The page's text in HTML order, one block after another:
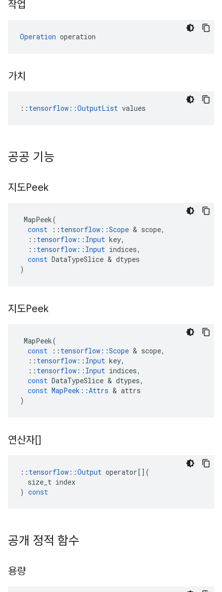
작업
Operation operation
가치
:: tensorflow::OutputList values
공공 기능
지도Peek
MapPeek(
const
:: tensorflow ::Scope & scope,
:: tensorflow :: Input key,
:: tensorflow :: Input indices,
const DataTypeSlice & dtypes
)
지도Peek
MapPeek(
const
:: tensorflow ::Scope & scope,
:: tensorflow :: Input key,
:: tensorflow :: Input indices,
const DataTypeSlice & dtypes,
const MapPeek ::Attrs & attrs
)
연산자[]
:: tensorflow ::Output operator[](
size_t index
) const
공개 정적 함수
용량